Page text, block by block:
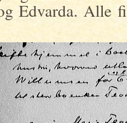
Edvarda. Alle